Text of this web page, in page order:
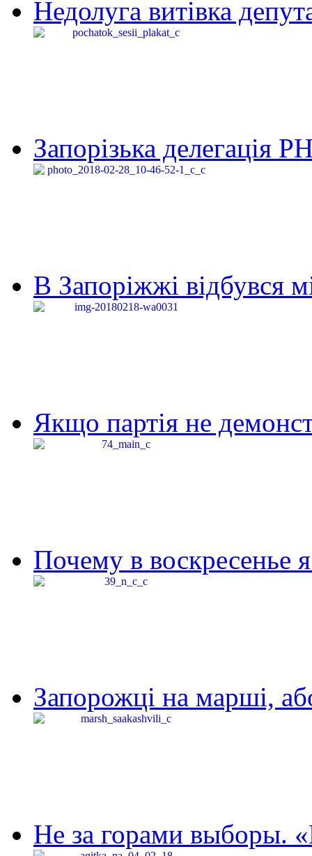
Недолуга витівка
Запорізька делегація
В Запоріжжі відбувся
Якщо партія не
Почему в воскресенье
Запорожці на марші,
Не за горами выборы.